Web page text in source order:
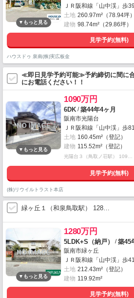
ＪＲ阪和線「山中渓」歩
土地 260.97m²（78.94坪
建物 98.74m²（29.86坪）
見学予約(無料)
ハウスドゥ 泉南(株)実広板金
≪即日見学予約可能≫予約締切に間に
にお電話ください！！
1090万円
6DK /築44年4ヶ月
阪南市光陽台
ＪＲ阪和線「山中渓」歩
土地 160.45m²（登記）
建物 115.52m²（登記）
光陽台３（鳥取ノ荘駅） 109…
見学予約(無料)
(株)リウイルトラスト本店
緑ヶ丘１（和泉鳥取駅） 128…
1280万円
5LDK+S（納戸） /築45
阪南市緑ヶ丘
ＪＲ阪和線「山中渓」歩
土地 212.43m²（登記）
建物 119.92m²
見学予約(無料)